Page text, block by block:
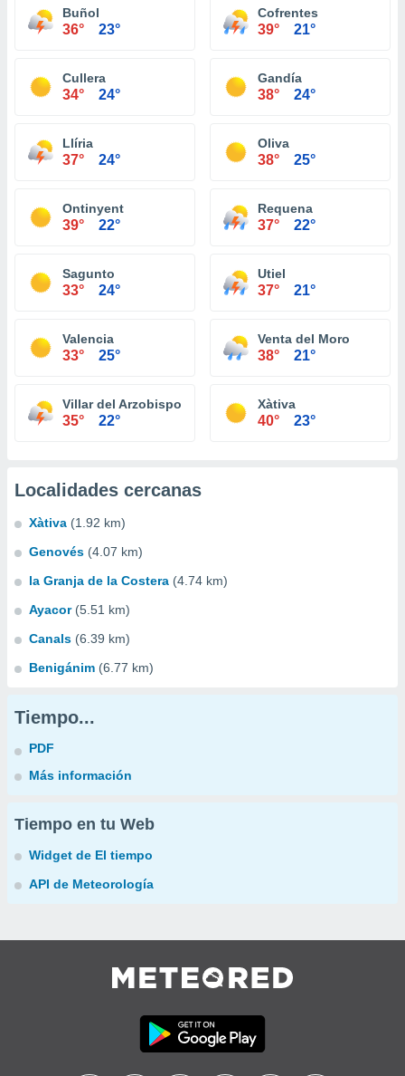
Buñol
36° 23°
Cofrentes
39° 21°
Cullera
34° 24°
Gandía
38° 24°
Llíria
37° 24°
Oliva
38° 25°
Ontinyent
39° 22°
Requena
37° 22°
Sagunto
33° 24°
Utiel
37° 21°
Valencia
33° 25°
Venta del Moro
38° 21°
Villar del Arzobispo
35° 22°
Xàtiva
40° 23°
Localidades cercanas
Xàtiva (1.92 km)
Genovés (4.07 km)
la Granja de la Costera (4.74 km)
Ayacor (5.51 km)
Canals (6.39 km)
Benigánim (6.77 km)
Tiempo...
PDF
Más información
Tiempo en tu Web
Widget de El tiempo
API de Meteorología